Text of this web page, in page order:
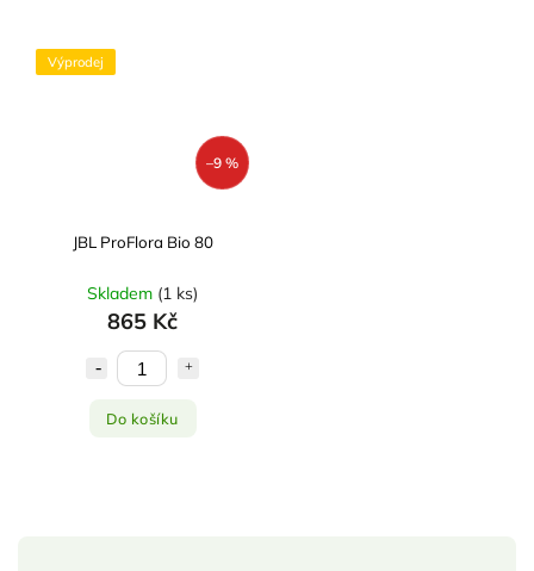
Výprodej
–9 %
JBL ProFlora Bio 80
Skladem (1 ks)
865 Kč
Do košíku